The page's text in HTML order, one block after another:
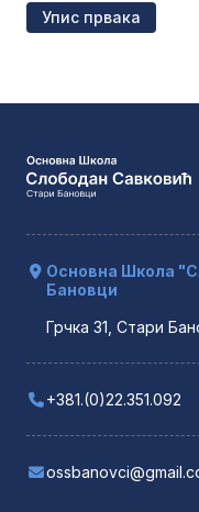
Упис првака
Основна Школа
Бановци
Грчка 31, Стари
+381.(0)22.351.092